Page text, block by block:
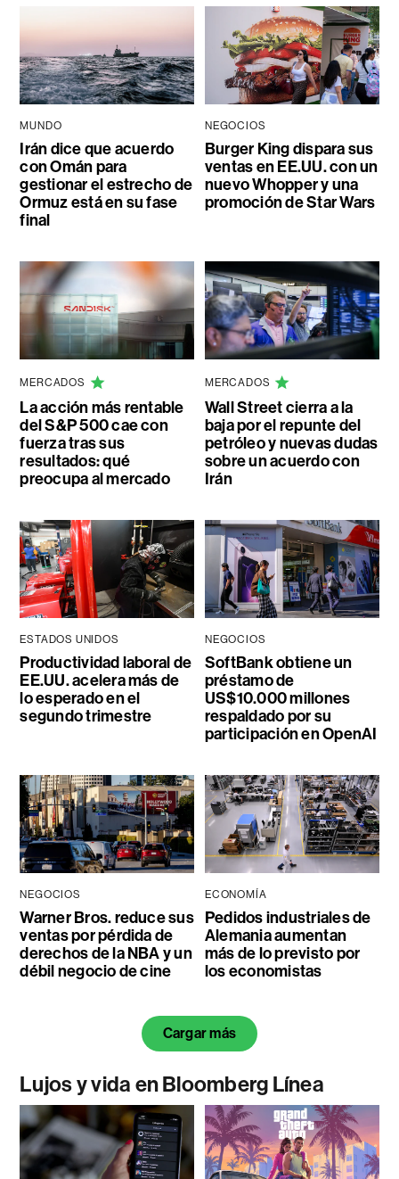
MUNDO
Irán dice que acuerdo
con Omán para
gestionar el estrecho de
Ormuz está en su fase
final
NEGOCIOS
Burger King dispara sus
ventas en EE.UU. con un
nuevo Whopper y una
promoción de Star Wars
MERCADOS
La acción más rentable
del S&P 500 cae con
fuerza tras sus
resultados: qué
preocupa al mercado
MERCADOS
Wall Street cierra a la
baja por el repunte del
petróleo y nuevas dudas
sobre un acuerdo con
Irán
ESTADOS UNIDOS
Productividad laboral de
EE.UU. acelera más de
lo esperado en el
segundo trimestre
NEGOCIOS
SoftBank obtiene un
préstamo de
US$10.000 millones
respaldado por su
participación en OpenAI
NEGOCIOS
Warner Bros. reduce sus
ventas por pérdida de
derechos de la NBA y un
débil negocio de cine
ECONOMÍA
Pedidos industriales de
Alemania aumentan
más de lo previsto por
los economistas
Cargar más
Lujos y vida en Bloomberg Línea